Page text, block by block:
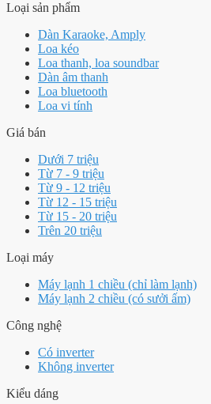
Loại sản phẩm
Dàn Karaoke, Amply
Loa kéo
Loa thanh, loa soundbar
Dàn âm thanh
Loa bluetooth
Loa vi tính
Giá bán
Dưới 7 triệu
Từ 7 - 9 triệu
Từ 9 - 12 triệu
Từ 12 - 15 triệu
Từ 15 - 20 triệu
Trên 20 triệu
Loại máy
Máy lạnh 1 chiều (chỉ làm lạnh)
Máy lạnh 2 chiều (có sưởi ấm)
Công nghệ
Có inverter
Không inverter
Kiểu dáng